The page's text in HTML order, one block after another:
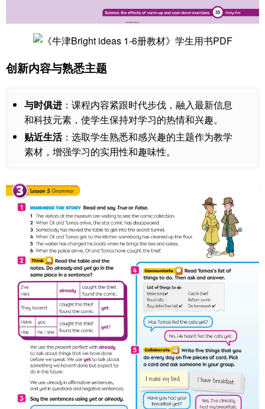
创新内容与熟悉主题
与时俱进 ：课程内容紧跟时代步伐，融入最新信息
和科技元素，使学生保持对学习的热情和兴趣。
贴近生活：选取学生熟悉和感兴趣的主题作为教学
素材，增强学习的实用性和趣味性。